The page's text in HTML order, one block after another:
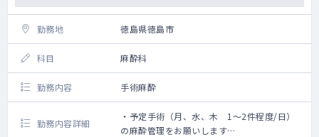
勤務地 徳島県徳島市
科目 麻酔科
勤務内容 手術麻酔
勤務内容詳細
・予定手術（月、水、木 1～2件程度/日）
の麻酔管理をお願いします